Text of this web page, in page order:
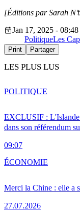
[Éditions par Sarah
Jan 17, 2025 - 08:48
PolitiqueLes
Print Partager
LES PLUS LUS
EXCLUSIF : L'Islande
dans son référendum
09:07
POLITIQUE
Merci la Chine : elle a
27.07.2026
ÉCONOMIE